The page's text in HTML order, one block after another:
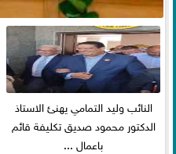
النائب وليد التمامي يهنئ الاستاذ
الدكتور محمود صديق تكليفة قائم
باعمال ...